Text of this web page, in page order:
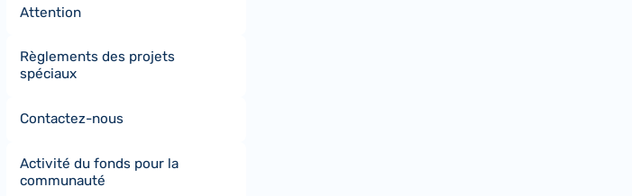
Attention
Règlements des projets
spéciaux
Contactez-nous
Activité du fonds pour la
communauté